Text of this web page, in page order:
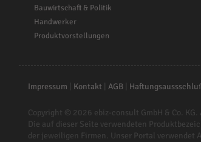
Bauwirtschaft & Politik
Handwerker
Produktvorstellungen
Impressum Kontakt| AGB|
Copyright © 2026 ebiz-consult GmbH & Co. KG.
Die auf dieser Seite verwendeten
der jeweiligen Firmen. Unser Portal